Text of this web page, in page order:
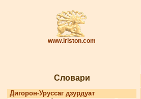
www.iriston.com
Словари
Дигорон-Уруссаг дзурдуат